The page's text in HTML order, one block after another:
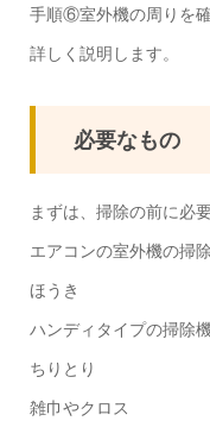
手順⑥室外機の周りを
詳しく説明します。
必要なもの
まずは、掃除の前に必
エアコンの室外機の掃
ほうき
ハンディタイプの掃除
ちりとり
雑巾やクロス